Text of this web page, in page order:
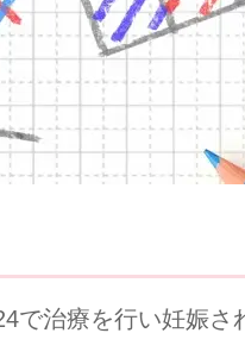
で治療を行い妊娠さ